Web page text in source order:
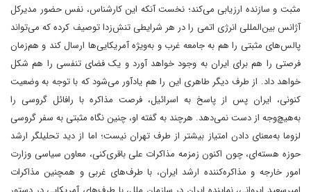
مثبت و سازنده ارزیابی می‌کند؛ نخست آنکه این کارشناس، نفس حضور مدیرکل
آژانس بین‌المللی انرژی اتمی را در هر شرایطی تنش‌زدا توصیف کرده که می‌تواند
پالس‌های مثبتی را هم به جامعه غرب و به‌ویژه آمریکایی‌ها ارسال کند و هم‌زمان
فرصتی را هم برای ایران به وجود خواهد آورد و یک فضای تنفسی را هم شکل
خواهد داد. از طرف دیگر طاهری این را هم یادآور می‌شود که با توجه به وضعیت
کنونی، ایران پس از پاسخ به اسرائیل، فرصت مذاکره با رافائل گروسی را
به‌هیچ‌وجه از دست نمی‌دهد. هرچند به گفته او، چنین نگاه مثبتی به سفر گروسی
لزوما به‌معنای دادن امتیاز بیشتر از طرف تهران نیست؛ اما از دید تحلیلگر ارشد
حوزه هسته‌ای، چون اکنون زمزمه مذاکرات علی باقری‌کنی، معاون سیاسی وزارت
امور خارجه و مذاکره‌کننده ارشد ایران، با طرف‌های غربی و همچنین مذاکرات